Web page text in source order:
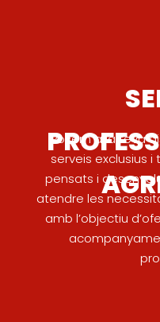
Posem a la teva
serveis exclusius
pensats i
atendre les
amb l’objectiu